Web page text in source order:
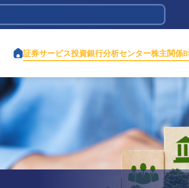
証券サービス投資銀行分析センター株主関係